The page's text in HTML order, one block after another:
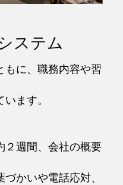
ステム
もに、職務内容や習
ます。
週間、会社の概要
かいや電話応対、